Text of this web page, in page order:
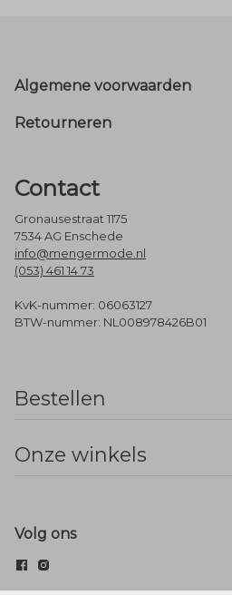
Footer
Algemene voorwaarden
Retourneren
Contact
Gronausestraat 1175
7534 AG Enschede
info@mengermode.nl
(053) 461 14 73
KvK-nummer: 06063127
BTW-nummer: NL008978426B01
Bestellen
Onze winkels
Volg ons